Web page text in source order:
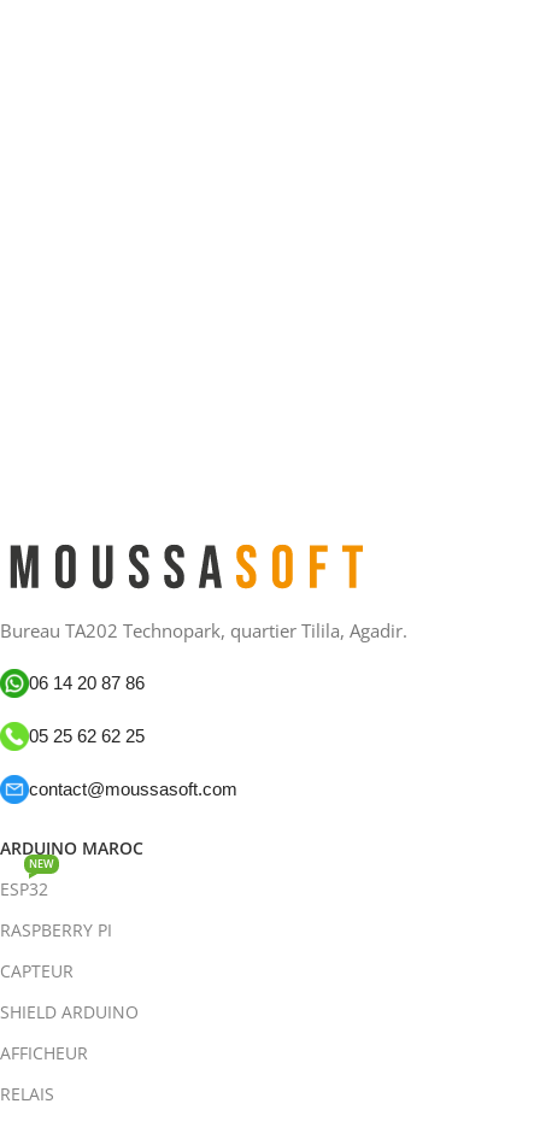
Bureau TA202 Technopark, quartier Tilila, Agadir.
06 14 20 87 86
05 25 62 62 25
contact@moussasoft.com
ARDUINO MAROC
ESP32
NEW
RASPBERRY PI
CAPTEUR
SHIELD ARDUINO
AFFICHEUR
RELAIS